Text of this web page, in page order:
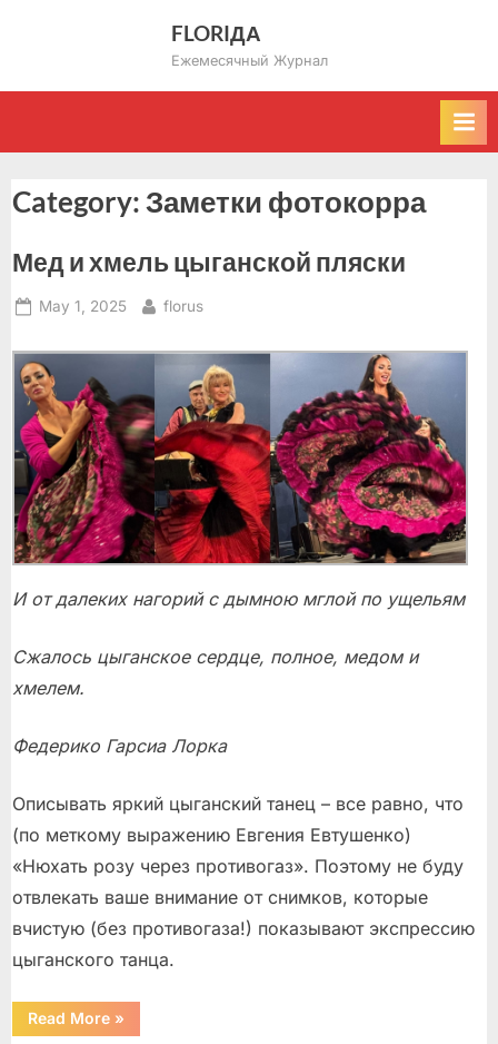
FLORIДА
Ежемесячный Журнал
Category:Заметки фотокорра
Мед и хмель цыганской пляски
Posted
May 1, 2025 By
florus
И от далеких нагорий с дымною мглой по ущельям
Сжалось цыганское сердце, полное, медом и
хмелем.
Федерико Гарсиа Лорка
Описывать яркий цыганский танец – все равно, что
(по меткому выражению Евгения Евтушенко)
«Нюхать розу через противогаз». Поэтому не буду
отвлекать ваше внимание от снимков, которые
вчистую (без противогаза!) показывают экспрессию
цыганского танца.
Read More“Мед
и
»